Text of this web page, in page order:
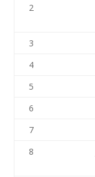
2
3
4
5
6
7
8